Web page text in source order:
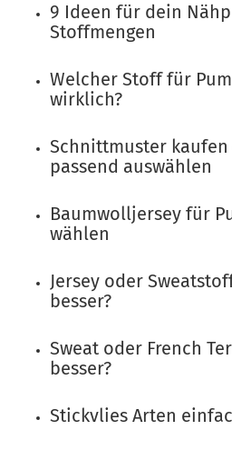
9 Ideen für dein
Stoffmengen
Welcher Stoff für
wirklich?
Schnittmuster
passend auswählen
Baumwolljersey für
wählen
Jersey oder
besser?
Sweat oder French
besser?
Stickvlies Arten